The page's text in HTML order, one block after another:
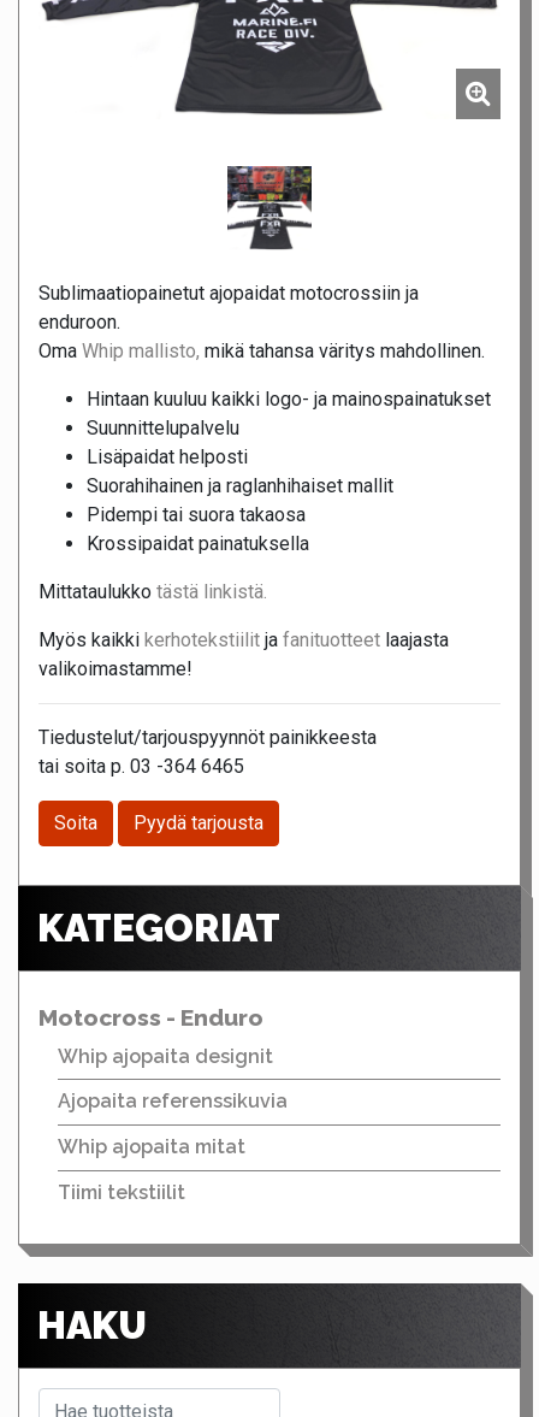
Sublimaatiopainetut ajopaidat motocrossiin ja
enduroon.
Oma Whip mallisto, mikä tahansa väritys mahdollinen.
Hintaan kuuluu kaikki logo- ja mainospainatukset
Suunnittelupalvelu
Lisäpaidat helposti
Suorahihainen ja raglanhihaiset mallit
Pidempi tai suora takaosa
Krossipaidat painatuksella
Mittataulukko tästä linkistä.
Myös kaikki kerhotekstiilit ja fanituotteet laajasta
valikoimastamme!
Tiedustelut/tarjouspyynnöt painikkeesta
tai soita p. 03 -364 6465
Soita Pyydä tarjousta
KATEGORIAT
Motocross - Enduro
Whip ajopaita designit
Ajopaita referenssikuvia
Whip ajopaita mitat
Tiimi tekstiilit
HAKU